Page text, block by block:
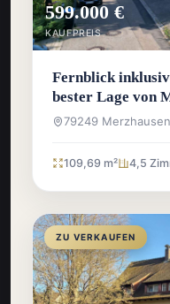
599.000 €
KAUFPREIS
Fernblick
bester Lage von
79249 Merzhausen
109,69 m² 4,5
ZU VERKAUFEN